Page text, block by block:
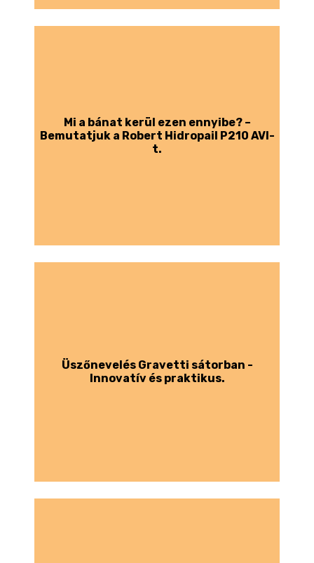
Mi a bánat kerül ezen ennyibe? –
Bemutatjuk a Robert Hidropail P210 AVI-
t.
Üszőnevelés Gravetti sátorban -
Innovatív és praktikus.